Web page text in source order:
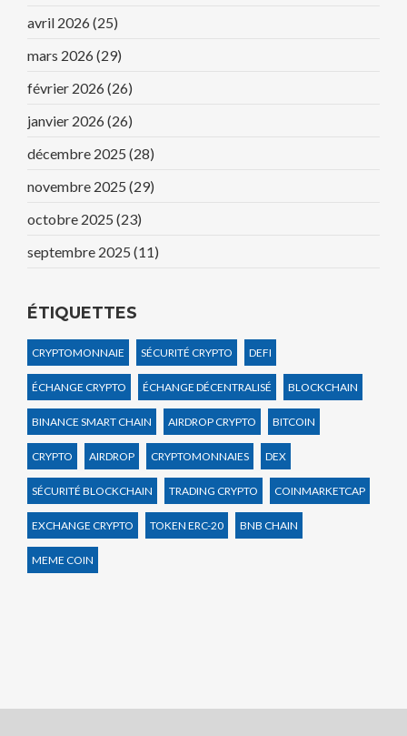
avril 2026 (25)
mars 2026 (29)
février 2026 (26)
janvier 2026 (26)
décembre 2025 (28)
novembre 2025 (29)
octobre 2025 (23)
septembre 2025 (11)
ÉTIQUETTES
CRYPTOMONNAIE SÉCURITÉ CRYPTO DEFI
ÉCHANGE CRYPTO ÉCHANGE DÉCENTRALISÉ BLOCKCHAIN
BINANCE SMART CHAIN AIRDROP CRYPTO BITCOIN
CRYPTO AIRDROP CRYPTOMONNAIES DEX
SÉCURITÉ BLOCKCHAIN TRADING CRYPTO COINMARKETCAP
EXCHANGE CRYPTO TOKEN ERC-20 BNB CHAIN
MEME COIN